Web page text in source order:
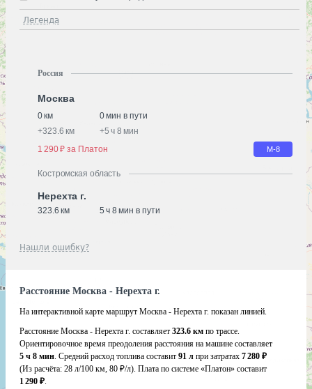
Легенда
Россия
Москва
0 км
0 мин в пути
+323.6 км +5 ч 8 мин
1 290 ₽ за Платон
М-8
Костромская область
Нерехта г.
323.6 км 5 ч 8 мин в пути
Нашли ошибку?
Расстояние Москва - Нерехта г.
На интерактивной карте маршрут Москва - Нерехта г. показан линией.
Расстояние Москва - Нерехта г. составляет 323.6 км по трассе.
Ориентировочное время преодоления расстояния на машине составляет
5 ч 8 мин. Средний расход топлива составит 91 л при затратах 7 280 ₽
(Из расчёта: 28 л/100 км, 80 ₽/л). Плата по системе «Платон» составит
1 290 ₽.